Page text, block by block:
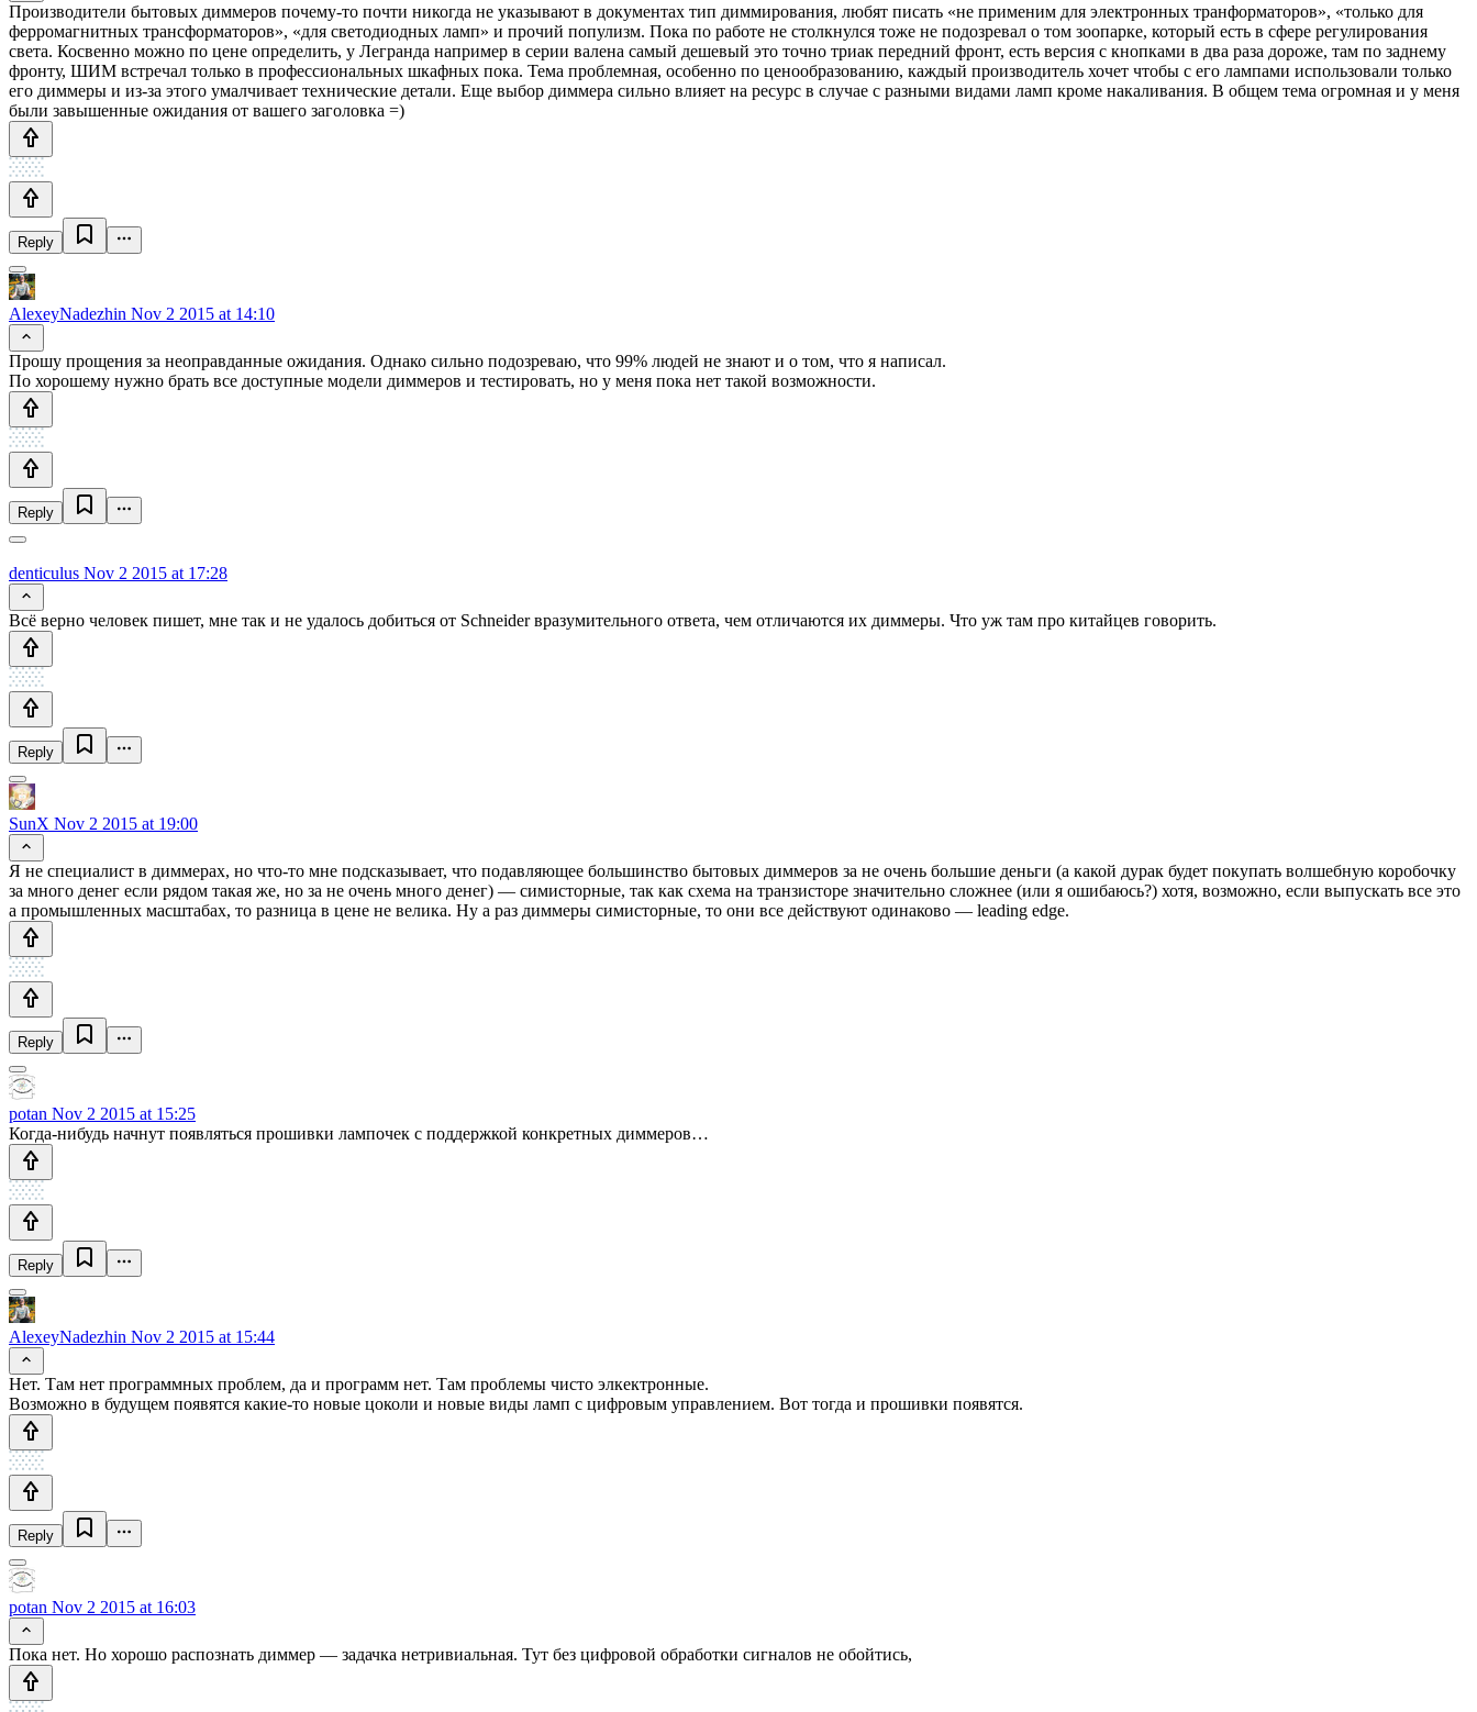
Производители бытовых диммеров почему-то почти никогда не указывают в документах тип диммирования, любят писать «не применим для электронных транформаторов», «только для
ферромагнитных трансформаторов», «для светодиодных ламп» и прочий популизм. Пока по работе не столкнулся тоже не подозревал о том зоопарке, который есть в сфере регулирования
света. Косвенно можно по цене определить, у Легранда например в серии валена самый дешевый это точно триак передний фронт, есть версия с кнопками в два раза дороже, там по заднему
фронту, ШИМ встречал только в профессиональных шкафных пока. Тема проблемная, особенно по ценообразованию, каждый производитель хочет чтобы с его лампами использовали только
его диммеры и из-за этого умалчивает технические детали. Еще выбор диммера сильно влияет на ресурс в случае с разными видами ламп кроме накаливания. В общем тема огромная и у меня
были завышенные ожидания от вашего заголовка =)
Reply
AlexeyNadezhin Nov 2 2015 at 14:10
Прошу прощения за неоправданные ожидания. Однако сильно подозреваю, что 99% людей не знают и о том, что я написал.
По хорошему нужно брать все доступные модели диммеров и тестировать, но у меня пока нет такой возможности.
Reply
denticulus Nov 2 2015 at 17:28
Всё верно человек пишет, мне так и не удалось добиться от Schneider вразумительного ответа, чем отличаются их диммеры. Что уж там про китайцев говорить.
Reply
SunX Nov 2 2015 at 19:00
Я не специалист в диммерах, но что-то мне подсказывает, что подавляющее большинство бытовых диммеров за не очень большие деньги (а какой дурак будет покупать волшебную коробочку
за много денег если рядом такая же, но за не очень много денег) — симисторные, так как схема на транзисторе значительно сложнее (или я ошибаюсь?) хотя, возможно, если выпускать все это
а промышленных масштабах, то разница в цене не велика. Ну а раз диммеры симисторные, то они все действуют одинаково — leading edge.
Reply
potan Nov 2 2015 at 15:25
Когда-нибудь начнут появляться прошивки лампочек с поддержкой конкретных диммеров…
Reply
AlexeyNadezhin Nov 2 2015 at 15:44
Нет. Там нет программных проблем, да и программ нет. Там проблемы чисто элкектронные.
Возможно в будущем появятся какие-то новые цоколи и новые виды ламп с цифровым управлением. Вот тогда и прошивки появятся.
Reply
potan Nov 2 2015 at 16:03
Пока нет. Но хорошо распознать диммер — задачка нетривиальная. Тут без цифровой обработки сигналов не обойтись,